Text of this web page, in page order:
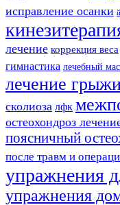
исправление осанки
лечение коррекция веса
гимнастика лечебный
лечение
сколиоза лфк
остеохондроз
поясничный
после травм и
упражнения
упражнения